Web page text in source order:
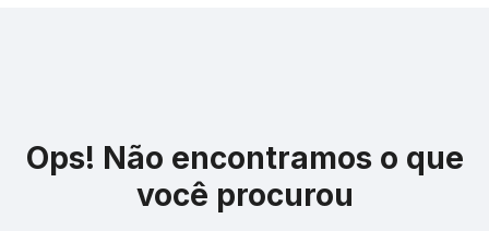
Ops! Não encontramos o que
você procurou